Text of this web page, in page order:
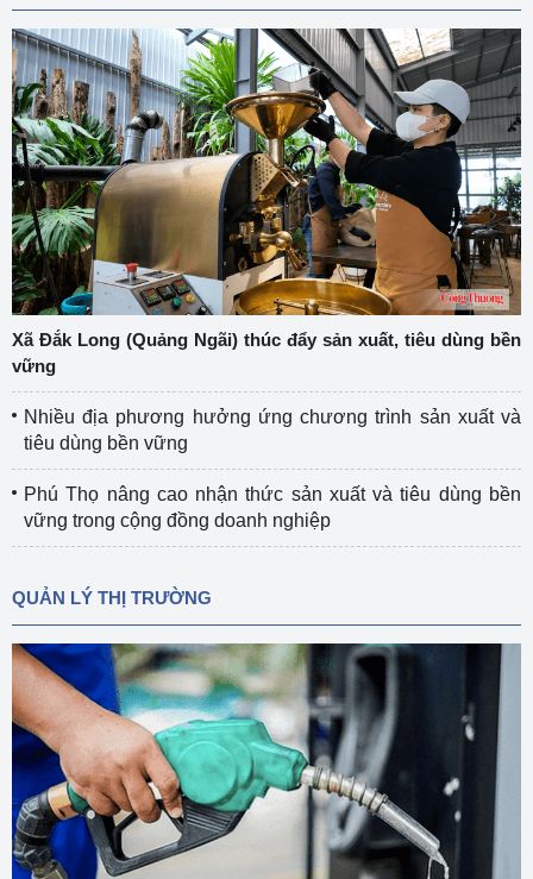
Xã Đắk Long (Quảng Ngãi) thúc đẩy sản xuất, tiêu dùng bền
vững
Nhiều địa phương hưởng ứng chương trình sản xuất và
tiêu dùng bền vững
Phú Thọ nâng cao nhận thức sản xuất và tiêu dùng bền
vững trong cộng đồng doanh nghiệp
QUẢN LÝ THỊ TRƯỜNG